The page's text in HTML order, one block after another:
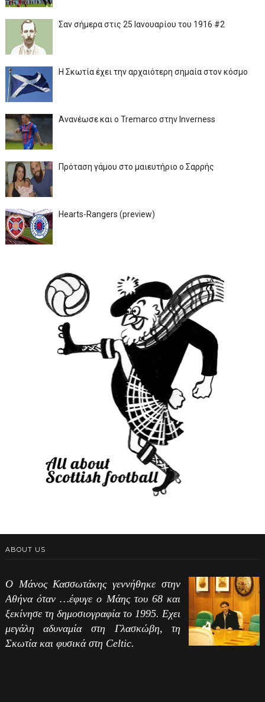
Σαν σήμερα στις 25 Ιανουαρίου του 1916 #2
Η Σκωτία έχει την αρχαιότερη σημαία στον κόσμο
Ανανέωσε και ο Tremarco στην Inverness
Πρόταση γάμου στο μαιευτήριο ο Σαρρής
Hearts-Rangers (preview)
ABOUT US
Ο Μάνος Κασσωτάκης γεννήθηκε στην
Αθήνα όταν …έφυγε ο Μάης του 68 και
ξεκίνησε τη δημοσιογραφία το 1995. Εχει
μεγάλη αδυναμία στη Γλασκώβη, τη
Σκωτία και φυσικά στη Celtic.